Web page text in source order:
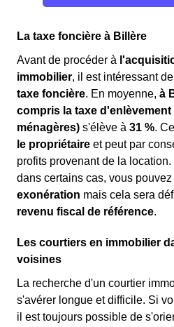
La taxe foncière à Billère
Avant de procéder à
immobilier, il est intéressant
taxe foncière. En moyenne, à
compris la taxe
ménagères) s'élève à 31 %.
le propriétaire et peut par
profits provenant de la
dans certains cas, vous
exonération mais cela sera
revenu fiscal de référence.
Les courtiers en immobilier
voisines
La recherche d'un courtier
s'avérer longue et difficile. Si
il est toujours possible de